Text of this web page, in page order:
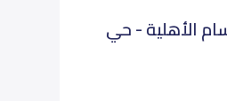
الأهلية - حي